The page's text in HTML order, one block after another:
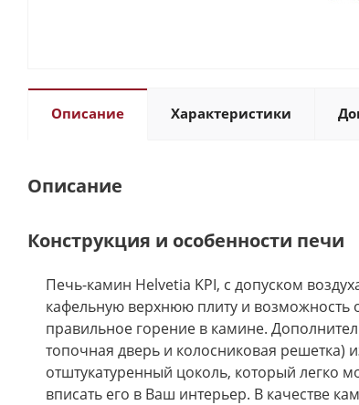
Описание Характеристики
Описание
Конструкция и особенности печи
Печь-камин Helvetia KPI, с допуском
кафельную верхнюю плиту и возможность
правильное горение в камине.
топочная дверь и колосниковая решетка)
отштукатуренный цоколь, который легко
вписать его в Ваш интерьер. В качестве